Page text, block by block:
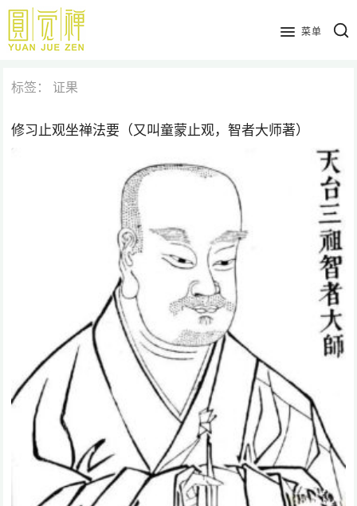
跳
主
内
菜单
标签： 证果
修习止观坐禅法要（又叫童蒙止观，智者大师著）